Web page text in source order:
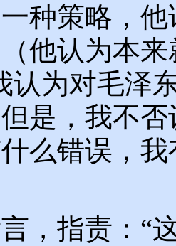
种策略，
他认为本
认为对毛泽
是，我不
么错误，
，指责：“